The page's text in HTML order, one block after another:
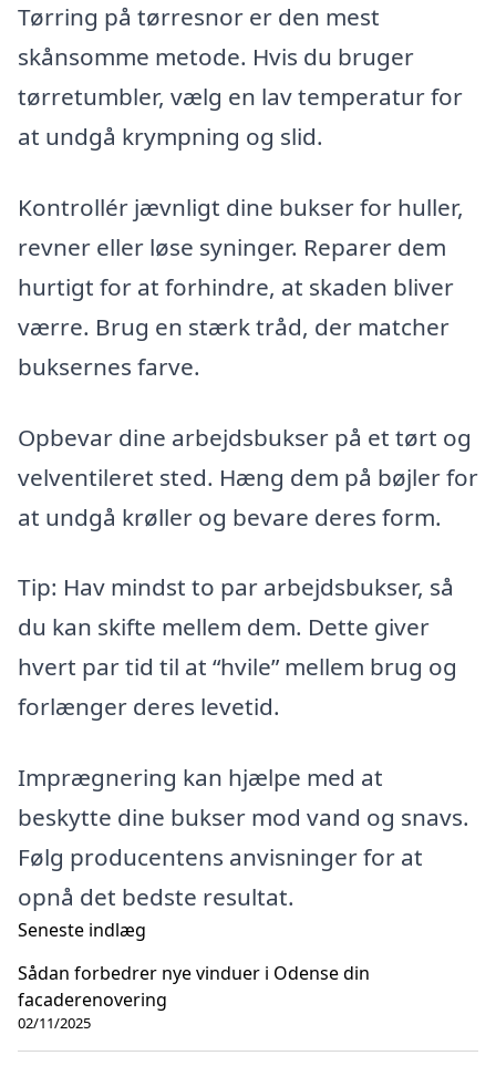
Tørring på tørresnor er den mest
skånsomme metode. Hvis du bruger
tørretumbler, vælg en lav temperatur for
at undgå krympning og slid.
Kontrollér jævnligt dine bukser for huller,
revner eller løse syninger. Reparer dem
hurtigt for at forhindre, at skaden bliver
værre. Brug en stærk tråd, der matcher
buksernes farve.
Opbevar dine arbejdsbukser på et tørt og
velventileret sted. Hæng dem på bøjler for
at undgå krøller og bevare deres form.
Tip: Hav mindst to par arbejdsbukser, så
du kan skifte mellem dem. Dette giver
hvert par tid til at “hvile” mellem brug og
forlænger deres levetid.
Imprægnering kan hjælpe med at
beskytte dine bukser mod vand og snavs.
Følg producentens anvisninger for at
opnå det bedste resultat.
Seneste indlæg
Sådan forbedrer nye vinduer i Odense din
facaderenovering
02/11/2025